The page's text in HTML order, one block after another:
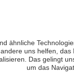
zwischen
Du nun dem Steig Nr.
zurück nach